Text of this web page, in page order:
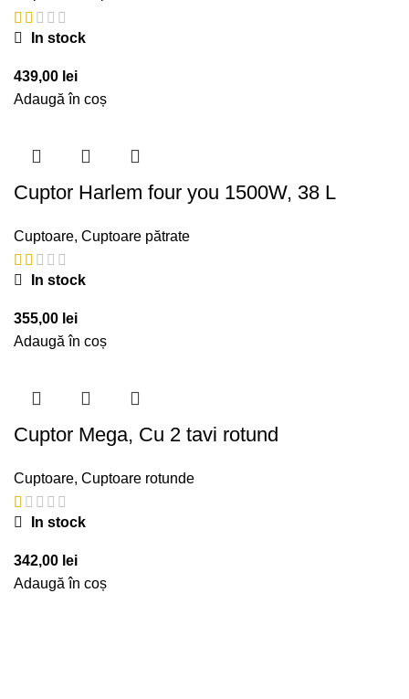
In stock
439,00 lei
Adaugă în coș
Cuptor Harlem four you 1500W, 38 L
Cuptoare, Cuptoare pătrate
In stock
355,00 lei
Adaugă în coș
Cuptor Mega, Cu 2 tavi rotund
Cuptoare, Cuptoare rotunde
In stock
342,00 lei
Adaugă în coș